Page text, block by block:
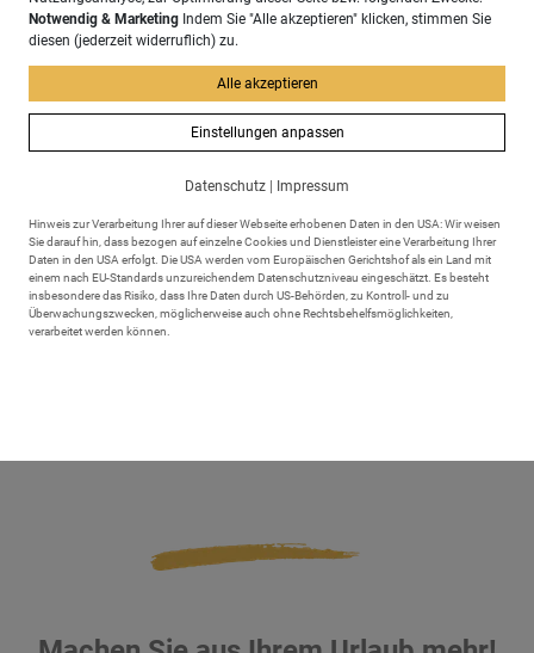
Notwendig & Marketing Indem Sie "Alle akzeptieren" klicken, stimmen Sie
diesen (jederzeit widerruflich) zu.
Alle akzeptieren
Einstellungen anpassen
Datenschutz Impressum
Hinweis zur Verarbeitung Ihrer auf dieser Webseite erhobenen Daten in den USA: Wir weisen
Sie darauf hin, dass bezogen auf einzelne Cookies und Dienstleister eine Verarbeitung Ihrer
Daten in den USA erfolgt. Die USA werden vom Europäischen Gerichtshof als ein Land mit
einem nach EU-Standards unzureichendem Datenschutzniveau eingeschätzt. Es besteht
insbesondere das Risiko, dass Ihre Daten durch US-Behörden, zu Kontroll- und zu
Überwachungszwecken, möglicherweise auch ohne Rechtsbehelfsmöglichkeiten,
verarbeitet werden können.